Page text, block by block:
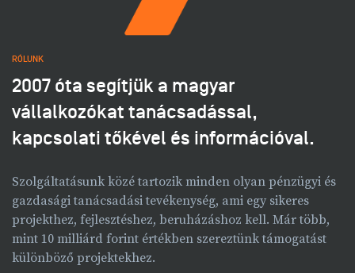
RÓLUNK
2007 óta segítjük a magyar
vállalkozókat tanácsadással,
kapcsolati tőkével és információval.
Szolgáltatásunk közé tartozik minden olyan pénzügyi és
gazdasági tanácsadási tevékenység, ami egy sikeres
projekthez, fejlesztéshez, beruházáshoz kell. Már több,
mint 10 milliárd forint értékben szereztünk támogatást
különböző projektekhez.